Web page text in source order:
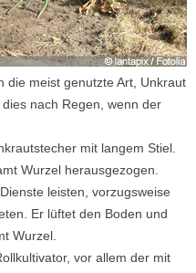
die meist genutzte Art, Unkraut
nach Regen, wenn der
mit langem Stiel.
Wurzel herausgezogen.
leisten, vorzugsweise
Er lüftet den Boden und
Wurzel.
vor allem der mit